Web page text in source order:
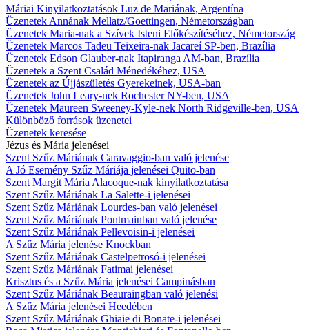
Máriai Kinyilatkoztatások Luz de Mariának, Argentína
Üzenetek Annának Mellatz/Goettingen, Németországban
Üzenetek Maria-nak a Szívek Isteni Előkészítéséhez, Németország
Üzenetek Marcos Tadeu Teixeira-nak Jacareí SP-ben, Brazília
Üzenetek Edson Glauber-nak Itapiranga AM-ban, Brazília
Üzenetek a Szent Család Ménedékéhez, USA
Üzenetek az Újjászületés Gyerekeinek, USA-ban
Üzenetek John Leary-nek Rochester NY-ben, USA
Üzenetek Maureen Sweeney-Kyle-nek North Ridgeville-ben, USA
Különböző források üzenetei
Üzenetek keresése
Jézus és Mária jelenései
Szent Szűz Máriának Caravaggio-ban való jelenése
A Jó Esemény Szűz Máriája jelenései Quito-ban
Szent Margit Mária Alacoque-nak kinyilatkoztatása
Szent Szűz Máriának La Salette-i jelenései
Szent Szűz Máriának Lourdes-ban való jelenései
Szent Szűz Máriának Pontmainban való jelenése
Szent Szűz Máriának Pellevoisin-i jelenései
A Szűz Mária jelenése Knockban
Szent Szűz Máriának Castelpetrosó-i jelenései
Szent Szűz Máriának Fatimai jelenései
Krisztus és a Szűz Mária jelenései Campinásban
Szent Szűz Máriának Beauraingban való jelenési
A Szűz Mária jelenései Heedében
Szent Szűz Máriának Ghiaie di Bonate-i jelenései